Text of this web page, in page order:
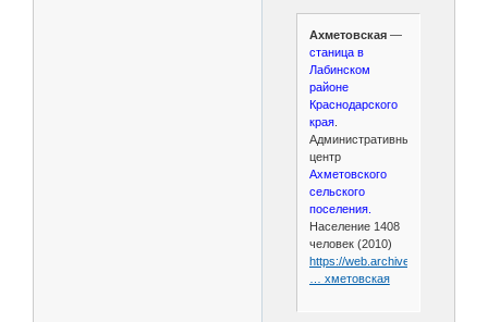
Ахметовская—
станица в
Лабинском
районе
Краснодарского
края.
Административный
центр
Ахметовского
сельского
поселения.
Население 1408
человек (2010)
https://web.archive.org/web/
… хметовская